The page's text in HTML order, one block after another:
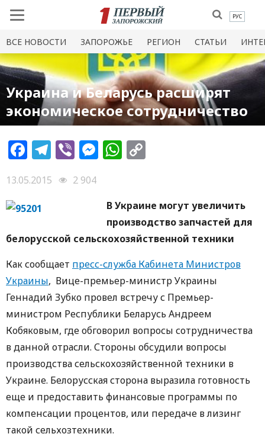
РУС
ВСЕ НОВОСТИ ЗАПОРОЖЬЕ РЕГИОН СТАТЬИ
Украина и Беларусь расширят
экономическое сотрудничество
Facebook
Telegram
ViberMessenger
WhatsApp
13.05.2015
2 904
В Украине могут увеличить
производство запчастей для
белорусской сельскохозяйственной техники
Как сообщает пресс-служба Кабинета Министров
Украины, Вице-премьер-министр Украины
Геннадий Зубко провел встречу с Премьер-
министром Республики Беларусь Андреем
Кобяковым, где обговорил вопросы сотрудничества
в данной отрасли. Стороны обсудили вопросы
производства сельскохозяйственной техники в
Украине. Белорусская сторона выразила готовность
еще и предоставить финансовые программы по
компенсации процентов, или передаче в лизинг
такой сельхозтехники.